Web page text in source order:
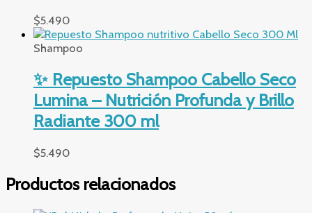
$5.490
Shampoo
✨ Repuesto Shampoo Cabello Seco
Lumina – Nutrición Profunda y Brillo
Radiante 300 ml
$5.490
Productos relacionados